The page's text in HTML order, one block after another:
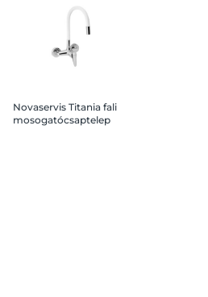
Novaservis Titania fali
mosogatócsaptelep